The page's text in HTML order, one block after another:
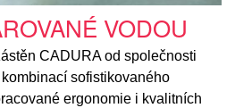
VODOU
CADURA od společnosti
sofistikovaného
ergonomie i kvalitních